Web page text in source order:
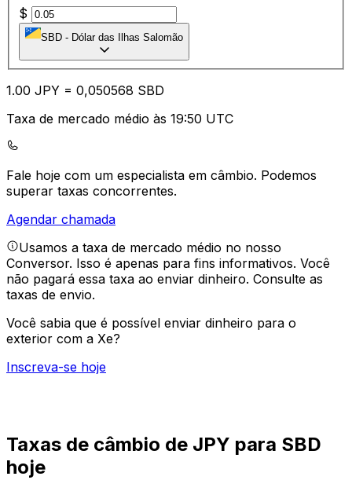
$
SBD - Dólar das Ilhas Salomão
1.00 JPY = 0,050568 SBD
Taxa de mercado médio às 19:50 UTC
Fale hoje com um especialista em câmbio. Podemos
superar taxas concorrentes.
Agendar chamada
Usamos a taxa de mercado médio no nosso
Conversor. Isso é apenas para fins informativos. Você
não pagará essa taxa ao enviar dinheiro. Consulte as
taxas de envio.
Você sabia que é possível enviar dinheiro para o
exterior com a Xe?
Inscreva-se hoje
Taxas de câmbio de JPY para SBD
hoje